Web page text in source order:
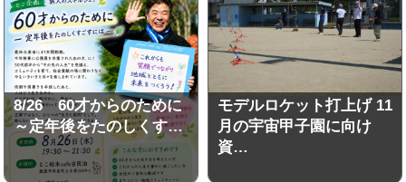
8/26 60才からのために
～定年後をたのしくす…
モデルロケット打上げ 11
月の宇宙甲子園に向け
資…